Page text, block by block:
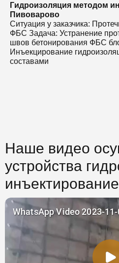
Гидроизоляция методом
Пивоварово
Ситуация у заказчика:
ФБС Задача: Устранение
швов бетонирования ФБС
Инъекцирование
составами
Наше видео
устройства